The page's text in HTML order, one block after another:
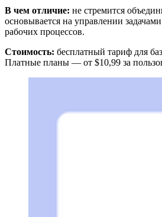
В чем отличие: не стремится
основывается на управлении
рабочих процессов.
Стоимость: бесплатный тариф для
Платные планы — от $10,99 за